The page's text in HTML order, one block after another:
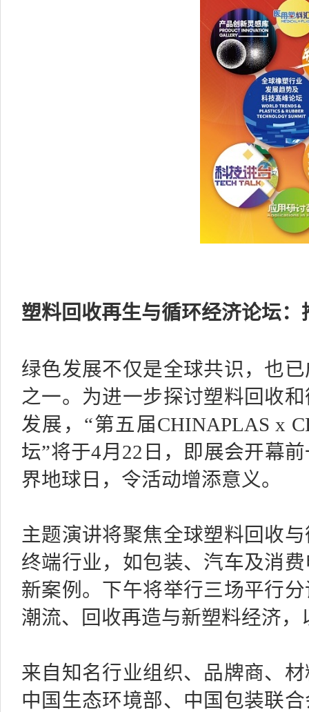
塑料回收再生与循环经济论坛
绿色发展不仅是全球共识，也
之一。为进一步探讨塑料回收
发展，“第五届CHINAPLAS x
坛”将于4月22日，即展会开幕
界地球日，令活动增添意义。
主题演讲将聚焦全球塑料回收
终端行业，如包装、汽车及消
新案例。下午将举行三场平行
潮流、回收再造与新塑料经济
来自知名行业组织、品牌商、
中国生态环境部、中国包装联